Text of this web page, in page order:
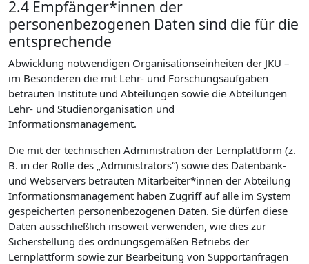
2.4 Empfänger*innen der
personenbezogenen Daten sind die für die
entsprechende
Abwicklung notwendigen Organisationseinheiten der JKU –
im Besonderen die mit Lehr- und Forschungsaufgaben
betrauten Institute und Abteilungen sowie die Abteilungen
Lehr- und Studienorganisation und
Informationsmanagement.
Die mit der technischen Administration der Lernplattform (z.
B. in der Rolle des „Administrators“) sowie des Datenbank-
und Webservers betrauten Mitarbeiter*innen der Abteilung
Informationsmanagement haben Zugriff auf alle im System
gespeicherten personenbezogenen Daten. Sie dürfen diese
Daten ausschließlich insoweit verwenden, wie dies zur
Sicherstellung des ordnungsgemäßen Betriebs der
Lernplattform sowie zur Bearbeitung von Supportanfragen